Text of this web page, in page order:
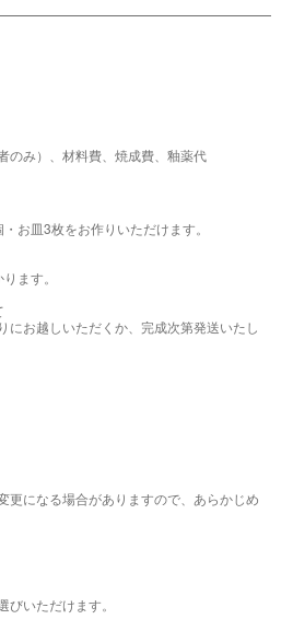
のみ）、材料費、焼成費、釉薬代
お皿3枚をお作りいただけます。
ます。
にお越しいただくか、完成次第発送いたし
更になる場合がありますので、あらかじめ
いただけます。